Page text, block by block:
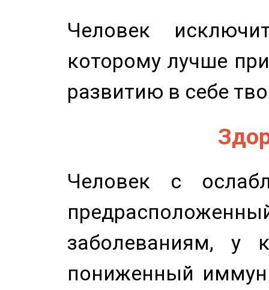
Человек
которому лучше
развитию в себе
Человек с
заболеваниям, у
пониженный